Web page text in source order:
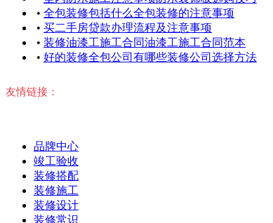
• 全包装修包括什么全包装修的注意事项
• 买二手房贷款办理流程及注意事项
• 装修油漆工施工合同油漆工施工合同范本
• 好的装修全包公司有哪些装修公司选择方法
友情链接：
品牌中心
竣工验收
装修搭配
装修施工
装修设计
装修常识